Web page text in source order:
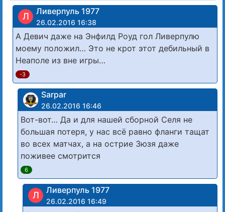
Л Ливерпуль 1977
26.02.2016 16:38
А Девич даже на Энфилд Роуд гол Ливерпулю
моему положил… Это не крот этот дебильный в
Неаполе из вне игры…
-3
Sarpar
26.02.2016 16:46
Вот-вот… Да и для нашей сборной Селя не
большая потеря, у нас всё равно фланги тащат
во всех матчах, а на острие Зюзя даже
поживее смотрится
6
Л Ливерпуль 1977
26.02.2016 16:49